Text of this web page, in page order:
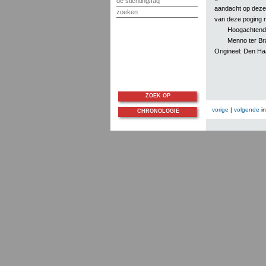
zoeken
aandacht op
van deze poging
Menno ter
Origineel: Den
vorige | volgende
ZOEK OP
CHRONOLOGIE